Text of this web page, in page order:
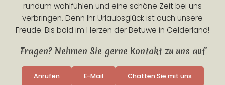
rundum wohlfühlen und eine schöne Zeit bei uns
verbringen. Denn Ihr Urlaubsglück ist auch unsere
Freude. Bis bald im Herzen der Betuwe in Gelderland!
Fragen? Nehmen Sie gerne Kontakt zu uns auf
Anrufen E-Mail Chatten Sie mit uns